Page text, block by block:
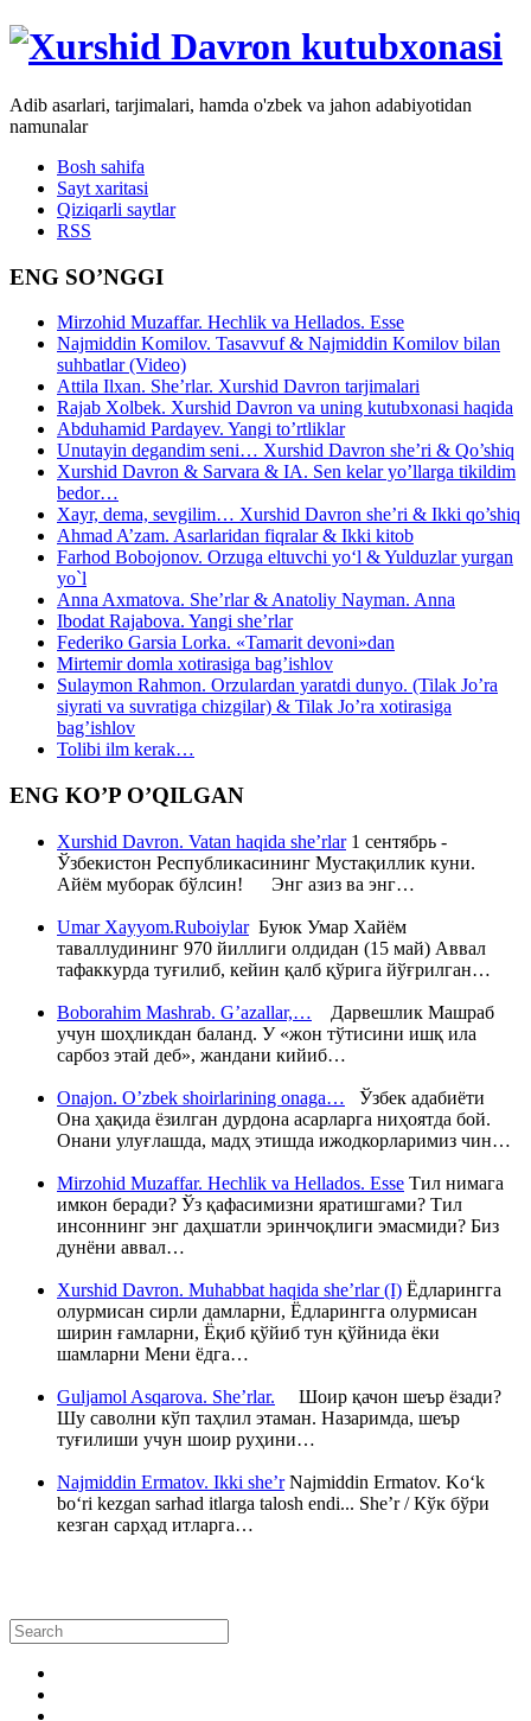
Adib asarlari, tarjimalari, hamda o'zbek va jahon adabiyotidan
namunalar
Bosh sahifa
Sayt xaritasi
Qiziqarli saytlar
RSS
ENG SO’NGGI
Mirzohid Muzaffar. Hechlik va Hellados. Esse
Najmiddin Komilov. Tasavvuf & Najmiddin Komilov bilan
suhbatlar (Video)
Attila Ilxan. She’rlar. Xurshid Davron tarjimalari
Rajab Xolbek. Xurshid Davron va uning kutubxonasi haqida
Abduhamid Pardayev. Yangi to’rtliklar
Unutayin degandim seni… Xurshid Davron she’ri & Qo’shiq
Xurshid Davron & Sarvara & IA. Sen kelar yo’llarga tikildim
bedor…
Xayr, dema, sevgilim… Xurshid Davron she’ri & Ikki qo’shiq
Ahmad A’zam. Asarlaridan fiqralar & Ikki kitob
Farhod Bobojonov. Orzuga eltuvchi yo‘l & Yulduzlar yurgan
yo`l
Anna Axmatova. She’rlar & Anatoliy Nayman. Anna
Ibodat Rajabova. Yangi she’rlar
Federiko Garsia Lorka. «Tamarit devoni»dan
Mirtemir domla xotirasiga bag’ishlov
Sulaymon Rahmon. Orzulardan yaratdi dunyo. (Tilak Jo’ra
siyrati va suvratiga chizgilar) & Tilak Jo’ra xotirasiga
bag’ishlov
Tolibi ilm kerak…
ENG KO’P O’QILGAN
Xurshid Davron. Vatan haqida she’rlar1 сентябрь -
Ўзбекистон Республикасининг Мустақиллик куни.
Айём муборак бўлсин! Энг азиз ва энг…
Umar Xayyom.RuboiylarБуюк Умар Хайём
таваллудининг 970 йиллиги олдидан (15 май) Аввал
тафаккурда туғилиб, кейин қалб қўрига йўғрилган…
Boborahim Mashrab. G’azallar,… Дарвешлик Машраб
учун шоҳликдан баланд. У «жон тўтисини ишқ ила
сарбоз этай деб», жандани кийиб…
Onajon. O’zbek shoirlarining onaga… Ўзбек адабиёти
Она ҳақида ёзилган дурдона асарларга ниҳоятда бой.
Онани улуғлашда, мадҳ этишда ижодкорларимиз чин…
Mirzohid Muzaffar. Hechlik va Hellados. Esse Тил нимага
имкон беради? Ўз қафасимизни яратишгами? Тил
инсоннинг энг даҳшатли эринчоқлиги эмасмиди? Биз
дунёни аввал…
Xurshid Davron. Muhabbat haqida she’rlar (I) Ёдларингга
олурмисан сирли дамларни, Ёдларингга олурмисан
ширин ғамларни, Ёқиб қўйиб тун қўйнида ёки
шамларни Мени ёдга…
Guljamol Asqarova. She’rlar. Шоир қачон шеър ёзади?
Шу саволни кўп таҳлил этаман. Назаримда, шеър
туғилиши учун шоир руҳини…
Najmiddin Ermatov. Ikki she’rNajmiddin Ermatov. Ko‘k
bo‘ri kezgan sarhad itlarga talosh endi... She’r / Кўк бўри
кезган сарҳад итларга…